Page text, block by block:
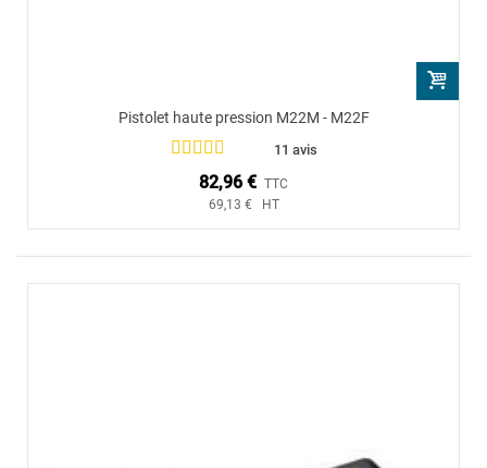
Pistolet haute pression M22M - M22F
11 avis
82,96 € TTC
69,13 € HT